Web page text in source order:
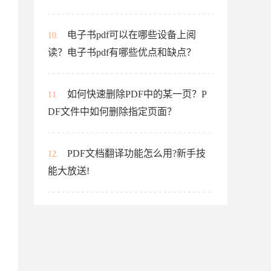
10.
电子书pdf可以在哪些设备上阅
读？电子书pdf有哪些优点和缺点？
11.
如何快速删除PDF中的某一页？P
DF文件中如何删除指定页面？
12.
PDF文档翻译功能怎么用?新手技
能大放送!